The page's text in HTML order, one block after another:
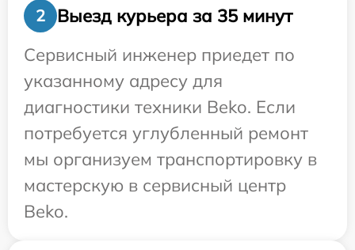
2
Выезд курьера за 35 минут
Сервисный инженер приедет по
указанному адресу для
диагностики техники Beko. Если
потребуется углубленный ремонт
мы организуем транспортировку в
мастерскую в сервисный центр
Beko.